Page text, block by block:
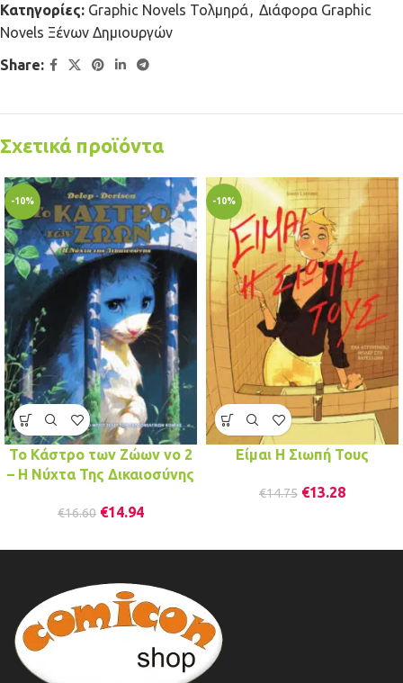
Κατηγορίες: Graphic Novels Τολμηρά, Διάφορα Graphic
Novels Ξένων Δημιουργών
Share:
Σχετικά προϊόντα
-10%
Το Κάστρο των Ζώων νο 2
– Η Νύχτα Της Δικαιοσύνης
€16.60 €14.94
-10%
Είμαι Η Σιωπή Τους
€14.75 €13.28